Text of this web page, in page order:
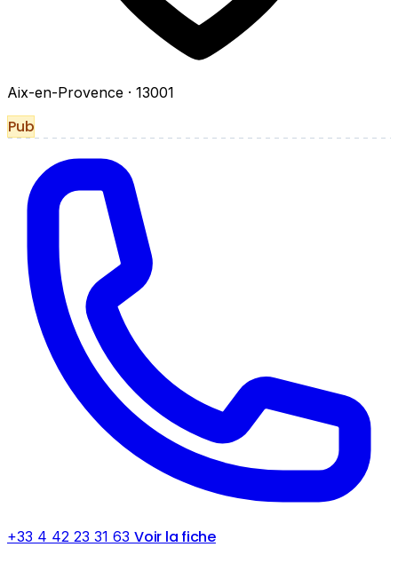
Aix-en-Provence · 13001
Pub
+33 4 42 23 31 63 Voir la fiche